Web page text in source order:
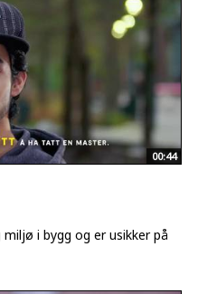
00:44
i bygg og er usikker på